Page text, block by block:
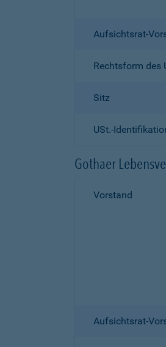
Aufsichtsrat-
Rechtsform des
Sitz
USt.-
Gothaer
Vorstand
Aufsichtsrat-